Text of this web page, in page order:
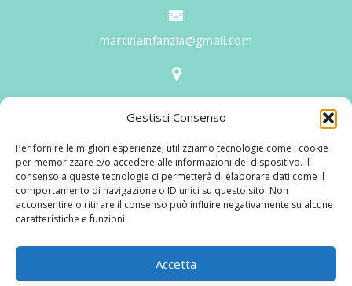
Gestisci Consenso
Per fornire le migliori esperienze, utilizziamo tecnologie come i cookie
per memorizzare e/o accedere alle informazioni del dispositivo. Il
consenso a queste tecnologie ci permetterà di elaborare dati come il
comportamento di navigazione o ID unici su questo sito. Non
acconsentire o ritirare il consenso può influire negativamente su alcune
caratteristiche e funzioni.
Accetta
martinainfanzia@gmail.com
V.le Tiziano, 20 - 42046 Reggiolo
Martina per l'Infanzia, un nome ed un progetto che
nasce prima di tutto da una provata esperienza
maturata sul campo dal suo fondatore in 25 anni di
lavoro. La didattica rivolta al bambino nei suoi primi
aggiornandone continuamente i progetti educativi.